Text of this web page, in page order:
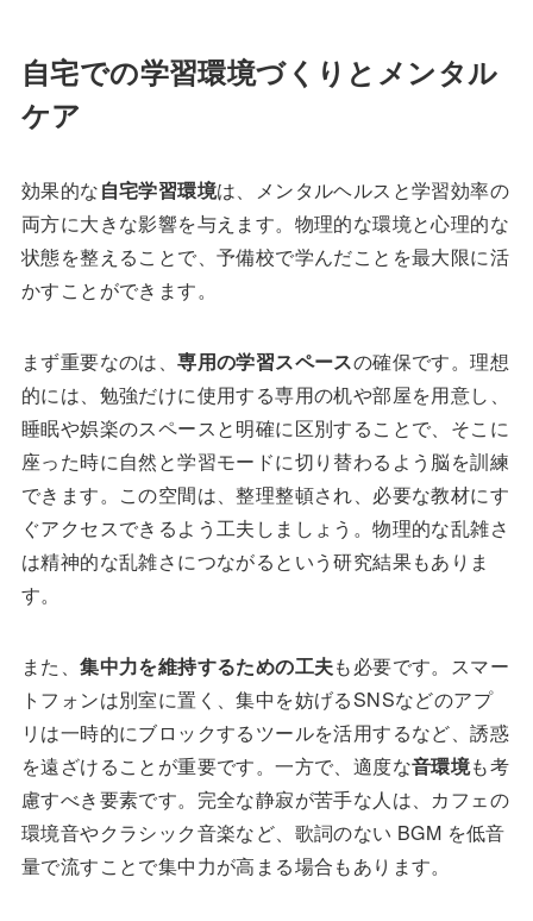
自宅での学習環境づくりとメンタル
ケア
効果的な自宅学習環境は、メンタルヘルスと学習効率の
両方に大きな影響を与えます。物理的な環境と心理的な
状態を整えることで、予備校で学んだことを最大限に活
かすことができます。
まず重要なのは、専用の学習スペースの確保です。理想
的には、勉強だけに使用する専用の机や部屋を用意し、
睡眠や娯楽のスペースと明確に区別することで、そこに
座った時に自然と学習モードに切り替わるよう脳を訓練
できます。この空間は、整理整頓され、必要な教材にす
ぐアクセスできるよう工夫しましょう。物理的な乱雑さ
は精神的な乱雑さにつながるという研究結果もありま
す。
また、集中力を維持するための工夫も必要です。スマー
トフォンは別室に置く、集中を妨げるSNSなどのアプ
リは一時的にブロックするツールを活用するなど、誘惑
を遠ざけることが重要です。一方で、適度な音環境も考
慮すべき要素です。完全な静寂が苦手な人は、カフェの
環境音やクラシック音楽など、歌詞のない BGM を低音
量で流すことで集中力が高まる場合もあります。